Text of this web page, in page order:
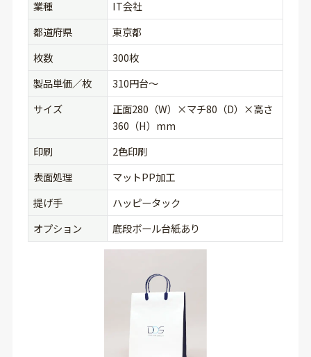
業種
IT会社
都道府県
東京都
枚数
300枚
製品単価／枚
310円台〜
サイズ
正面280（W）×マチ80（D）×高さ
360（H）mm
印刷
2色印刷
表面処理
マットPP加工
提げ手
ハッピータック
オプション
底段ボール台紙あり